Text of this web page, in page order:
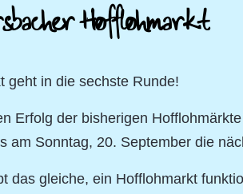
Hofflohmarkt
geht in die sechste Runde!
Erfolg der bisherigen
am Sonntag, 20. September die
das gleiche, ein Hofflohmarkt